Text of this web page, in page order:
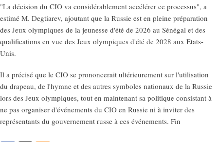
"La décision du CIO va considérablement accélérer ce processus", a
estimé M. Degtiarev, ajoutant que la Russie est en pleine préparation
des Jeux olympiques de la jeunesse d'été de 2026 au Sénégal et des
qualifications en vue des Jeux olympiques d'été de 2028 aux Etats-
Unis.
Il a précisé que le CIO se prononcerait ultérieurement sur l'utilisation
du drapeau, de l'hymne et des autres symboles nationaux de la Russie
lors des Jeux olympiques, tout en maintenant sa politique consistant à
ne pas organiser d'événements du CIO en Russie ni à inviter des
représentants du gouvernement russe à ces événements. Fin